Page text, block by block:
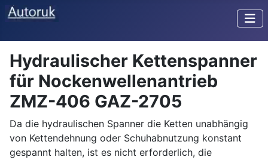
Hydraulischer Kettenspanner
für Nockenwellenantrieb
ZMZ-406 GAZ-2705
Da die hydraulischen Spanner die Ketten unabhängig
von Kettendehnung oder Schuhabnutzung konstant
gespannt halten, ist es nicht erforderlich, die